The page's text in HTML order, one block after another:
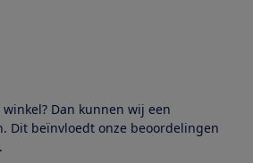
Dan kunnen wij een
Dit beïnvloedt onze beoordelingen
.